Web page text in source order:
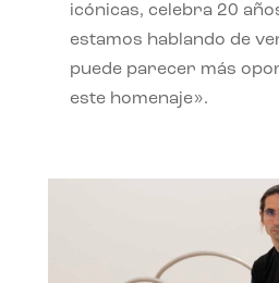
icónicas, celebra 20
estamos hablando de
puede parecer más
este homenaje».